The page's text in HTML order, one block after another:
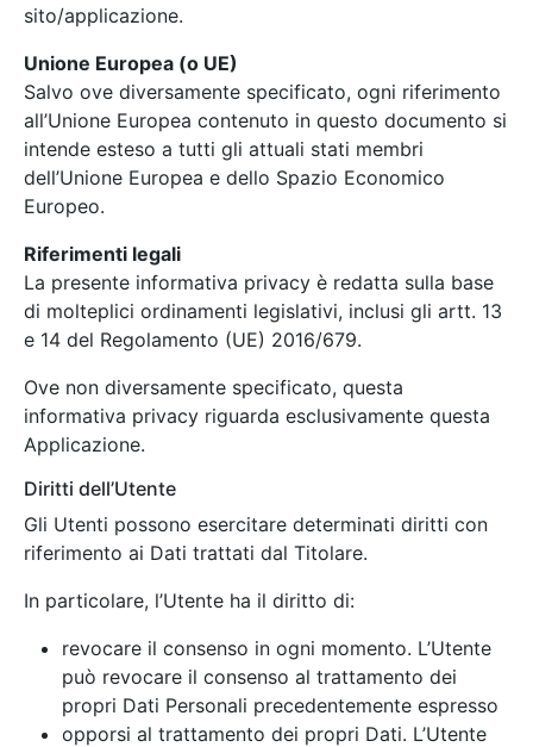
sito/applicazione.
Unione Europea (o UE)
Salvo ove diversamente specificato, ogni riferimento
all’Unione Europea contenuto in questo documento si
intende esteso a tutti gli attuali stati membri
dell’Unione Europea e dello Spazio Economico
Europeo.
Riferimenti legali
La presente informativa privacy è redatta sulla base
di molteplici ordinamenti legislativi, inclusi gli artt. 13
e 14 del Regolamento (UE) 2016/679.
Ove non diversamente specificato, questa
informativa privacy riguarda esclusivamente questa
Applicazione.
Diritti dell’Utente
Gli Utenti possono esercitare determinati diritti con
riferimento ai Dati trattati dal Titolare.
In particolare, l’Utente ha il diritto di:
revocare il consenso in ogni momento. L’Utente
può revocare il consenso al trattamento dei
propri Dati Personali precedentemente espresso
opporsi al trattamento dei propri Dati. L’Utente